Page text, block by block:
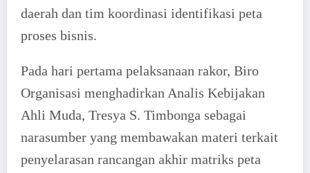
daerah dan tim koordinasi identifikasi peta
proses bisnis.
Pada hari pertama pelaksanaan rakor, Biro
Organisasi menghadirkan Analis Kebijakan
Ahli Muda, Tresya S. Timbonga sebagai
narasumber yang membawakan materi terkait
penyelarasan rancangan akhir matriks peta